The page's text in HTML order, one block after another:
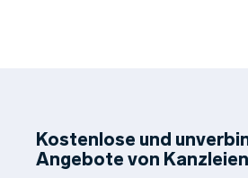
Kostenlose und
Angebote von